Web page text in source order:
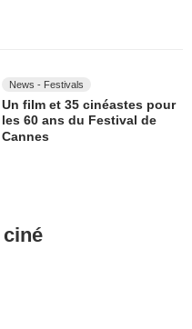
News - Festivals
Un film et 35 cinéastes pour
les 60 ans du Festival de
Cannes